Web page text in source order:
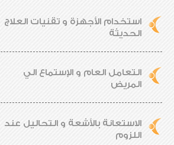
استخدام الأجهزة و تقنيات العلاج
الحديثة
التعامل العام و الإستماع الي
المريض
الاستعانة بالأشعة و التحاليل عند
اللزوم